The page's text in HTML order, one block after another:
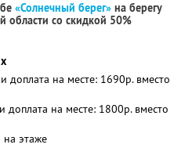
«Солнечный берег» на берегу
области со скидкой 50%
доплата на месте: 1690р. вместо
доплата на месте: 1800р. вместо
на этаже